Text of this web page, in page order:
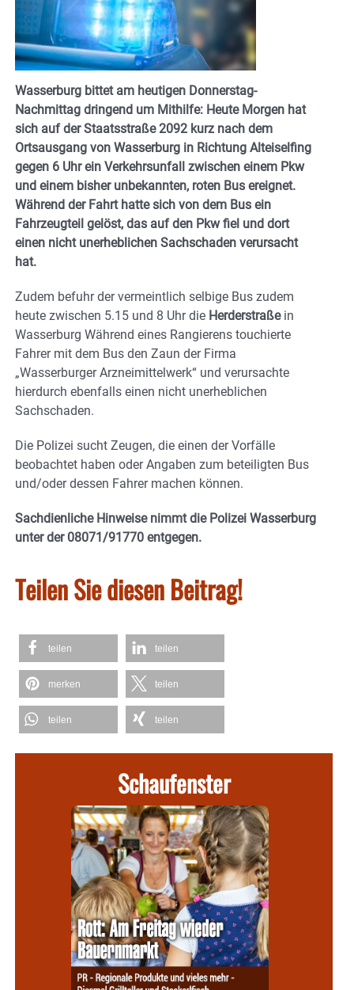
Wasserburg bittet am heutigen Donnerstag-
Nachmittag dringend um Mithilfe: Heute Morgen hat
sich auf der Staatsstraße 2092 kurz nach dem
Ortsausgang von Wasserburg in Richtung Alteiselfing
gegen 6 Uhr ein Verkehrsunfall zwischen einem Pkw
und einem bisher unbekannten, roten Bus ereignet.
Während der Fahrt hatte sich von dem Bus ein
Fahrzeugteil gelöst, das auf den Pkw fiel und dort
einen nicht unerheblichen Sachschaden verursacht
hat.
Zudem befuhr der vermeintlich selbige Bus zudem
heute zwischen 5.15 und 8 Uhr die Herderstraßein
Wasserburg Während eines Rangierens touchierte
Fahrer mit dem Bus den Zaun der Firma
„Wasserburger Arzneimittelwerk“ und verursachte
hierdurch ebenfalls einen nicht unerheblichen
Sachschaden.
Die Polizei sucht Zeugen, die einen der Vorfälle
beobachtet haben oder Angaben zum beteiligten Bus
und/oder dessen Fahrer machen können.
Sachdienliche Hinweise nimmt die Polizei Wasserburg
unter der 08071/91770 entgegen.
Teilen Sie diesen Beitrag!
teilen teilen
merken teilen
teilen teilen
Schaufenster